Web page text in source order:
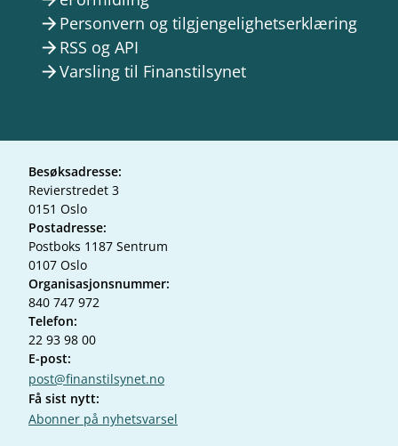
arrow_forward Personvern og tilgjengelighetserklæring
arrow_forward RSS og API
arrow_forwardVarsling til Finanstilsynet
Besøksadresse:
Revierstredet 3
0151 Oslo
Postadresse:
Postboks 1187 Sentrum
0107 Oslo
Organisasjonsnummer:
840 747 972
Telefon:
22 93 98 00
E-post:
post@finanstilsynet.no
Få sist nytt:
Abonner på nyhetsvarsel